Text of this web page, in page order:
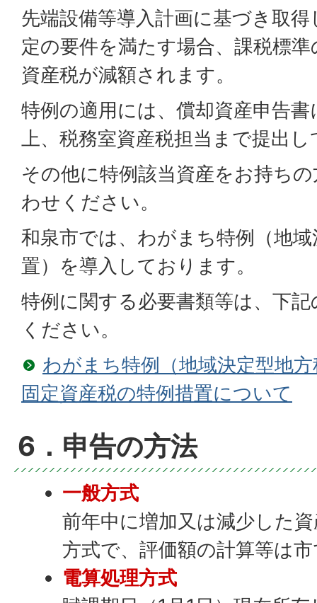
先端設備等導入計画に基づき取
定の要件を満たす場合、課税標
資産税が減額されます。
特例の適用には、償却資産申告
上、税務室資産税担当まで提出
その他に特例該当資産をお持ち
わせください。
和泉市では、わがまち特例（地
置）を導入しております。
特例に関する必要書類等は、下
ください。
わがまち特例（地域決定型地
固定資産税の特例措置について
6．申告の方法
一般方式
前年中に増加又は減少した
方式で、評価額の計算等は
電算処理方式